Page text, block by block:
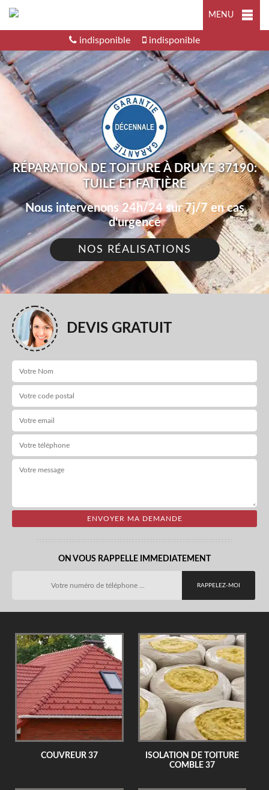
MENU
indisponible indisponible
RÉPARATION DE TOITURE À DRUYE 37190:
TUILE ET FAITIÈRE
Nous intervenons 24h/24 sur 7j/7 en cas
d'urgence
NOS RÉALISATIONS
DEVIS GRATUIT
ON VOUS RAPPELLE IMMEDIATEMENT
COUVREUR 37
ISOLATION DE TOITURE
COMBLE 37